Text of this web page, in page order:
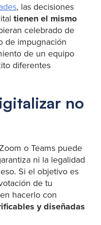
, las decisiones
tienen el mismo
celebrado de
de impugnación
de un equipo
diferentes
no
o Teams puede
ni la legalidad
Si el objetivo es
de tu
hacerlo con
y diseñadas